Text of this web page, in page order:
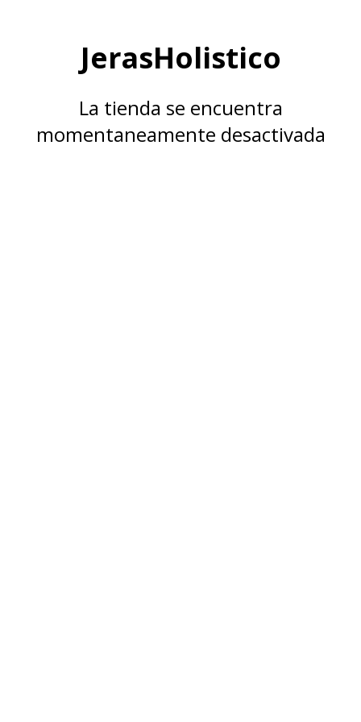
JerasHolistico
La tienda se encuentra
momentaneamente desactivada